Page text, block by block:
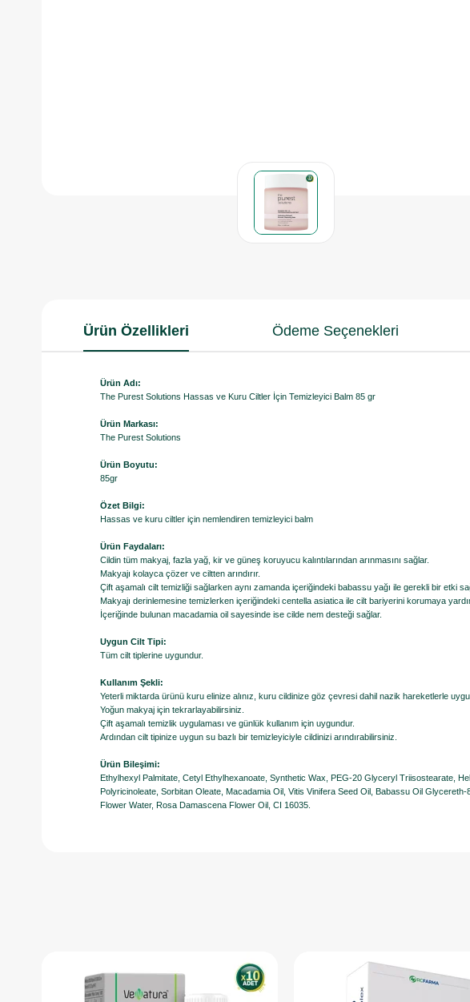
Ürün Özellikleri Ödeme Seçenekleri
Ürün Adı:
The Purest Solutions Hassas ve Kuru Ciltler İçin Temizleyici Balm 85 gr
Ürün Markası:
The Purest Solutions
Ürün Boyutu:
85gr
Özet Bilgi:
Hassas ve kuru ciltler için nemlendiren temizleyici balm
Ürün Faydaları:
Cildin tüm makyaj, fazla yağ, kir ve güneş koruyucu kalıntılarından arınmasını sağlar.
Makyajı kolayca çözer ve ciltten arındırır.
Çift aşamalı cilt temizliği sağlarken aynı zamanda içeriğindeki babassu yağı ile gerekli bir etki
Makyajı derinlemesine temizlerken içeriğindeki centella asiatica ile cilt bariyerini korumaya
İçeriğinde bulunan macadamia oil sayesinde ise cilde nem desteği sağlar.
Uygun Cilt Tipi:
Tüm cilt tiplerine uygundur.
Kullanım Şekli:
Yeterli miktarda ürünü kuru elinize alınız, kuru cildinize göz çevresi dahil nazik hareketlerle
Yoğun makyaj için tekrarlayabilirsiniz.
Çift aşamalı temizlik uygulaması ve günlük kullanım için uygundur.
​Ardından cilt tipinize uygun su bazlı bir temizleyiciyle cildinizi arındırabilirsiniz.
Ürün Bileşimi:
Ethylhexyl Palmitate, Cetyl Ethylhexanoate, Synthetic Wax, PEG-20 Glyceryl Triisostearate,
Polyricinoleate, Sorbitan Oleate, Macadamia Oil, Vitis Vinifera Seed Oil, Babassu Oil
Flower Water, Rosa Damascena Flower Oil, CI 16035.